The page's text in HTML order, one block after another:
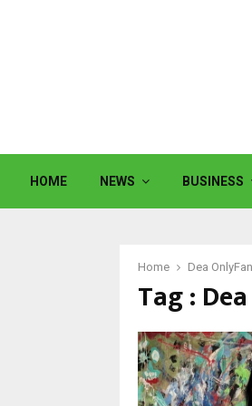
HOME NEWS BUSINESS
Home Dea
Tag :